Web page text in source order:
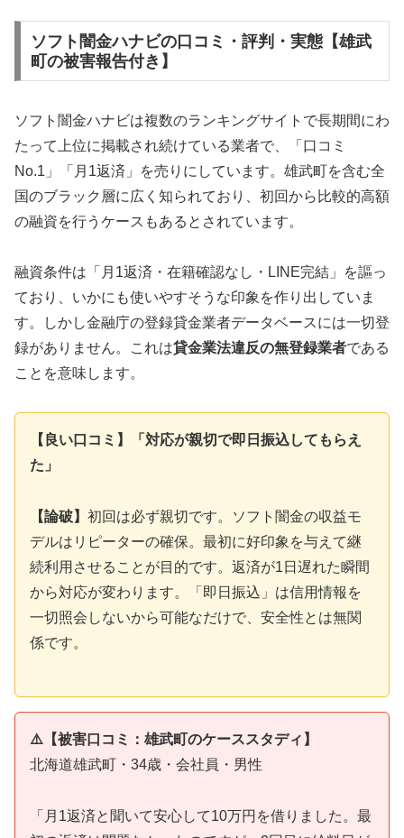
ソフト闇金ハナビの口コミ・評判・実態【雄武
町の被害報告付き】
ソフト闇金ハナビは複数のランキングサイトで長期間にわ
たって上位に掲載され続けている業者で、「口コミ
No.1」「月1返済」を売りにしています。雄武町を含む全
国のブラック層に広く知られており、初回から比較的高額
の融資を行うケースもあるとされています。
融資条件は「月1返済・在籍確認なし・LINE完結」を謳っ
ており、いかにも使いやすそうな印象を作り出していま
す。しかし金融庁の登録貸金業者データベースには一切登
録がありません。これは貸金業法違反の無登録業者である
ことを意味します。
【良い口コミ】「対応が親切で即日振込してもらえ
た」
【論破】 初回は必ず親切です。ソフト闇金の収益モ
デルはリピーターの確保。最初に好印象を与えて継
続利用させることが目的です。返済が1日遅れた瞬間
から対応が変わります。「即日振込」は信用情報を
一切照会しないから可能なだけで、安全性とは無関
係です。
⚠️【被害口コミ：雄武町のケーススタディ】
北海道雄武町・34歳・会社員・男性
「月1返済と聞いて安心して10万円を借りました。最